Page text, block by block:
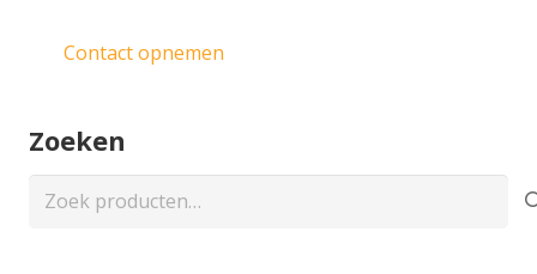
Contact opnemen
Zoeken
Zoeken